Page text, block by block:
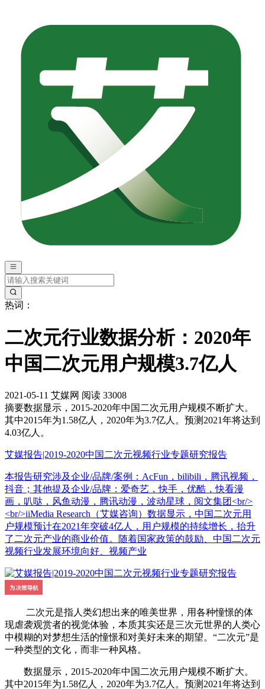
热词：
二次元行业数据分析：2020年
中国二次元用户规模3.7亿人
2021-05-11 艾媒网 阅读 33008
摘要数据显示，2015-2020年中国二次元用户规模不断扩大。
其中2015年为1.58亿人，2020年为3.7亿人。预测2021年将达到
4.03亿人。
艾媒报告|2019-2020中国二次元视频行业专题研究报告
本报告研究涉及企业/品牌/案例：AcFun，bilibili，腾讯视频，
抖音；其他提及企业/品牌：爱奇艺，快手，优酷，快看漫
画，叭哒，风鱼动漫，腾讯动漫，波动星球，阅文集团<br/>
<br/>iiMedia Research（艾媒咨询）数据显示，中国二次元用
户规模预计在2021年突破4亿人，用户规模的持续增长，抬升
了二次元产业的商业价值。随着国家政策的鼓励、中国二次元
视频行业发展环境向好、视频产业
二次元是指人类幻想出来的唯美世界，用各种憧憬的体
现虐袭观赏者的视觉体验，本质其实还是三次元世界的人类心
中模糊的对梦想生活的憧憬和对美好未来的期望。“二次元”是
一种类型的文化，而非一种风格。
数据显示，2015-2020年中国二次元用户规模不断扩大。
其中2015年为1.58亿人，2020年为3.7亿人。预测2021年将达到